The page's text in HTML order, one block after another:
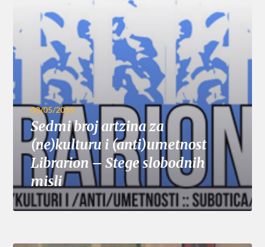
03/05/2019
Sedmi broj artzina za
(ne)kulturu i (anti)umetnost
Librarion – Stege slobodnih
misli